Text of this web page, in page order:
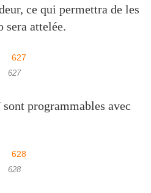
ce qui permettra de les
sera attelée.
627
programmables avec
628